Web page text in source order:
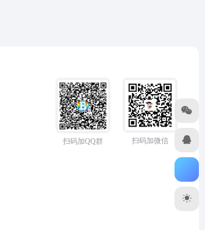
扫码加QQ群 扫码加微信